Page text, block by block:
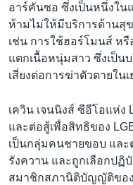
อาร์คันซอ ซึ่งเป็นหนึ่งใน
ห้ามไม่ให้มีบริการด้านสุ
เช่น การใช้ฮอร์โมนส์ ห
แตกเนื้อหนุ่มสาว ซึ่งเป็น
เสี่ยงต่อการฆ่าตัวตายใน
เควิน เจนนิงส์ ซีอีโอแห่ง
และต่อสู้เพื่อสิทธิของ
เป็นกลุ่มคนชายขอบ และ
รังควาน และถูกเลือกปฏิ
สมาชิกสภานิติบัญญัติของ